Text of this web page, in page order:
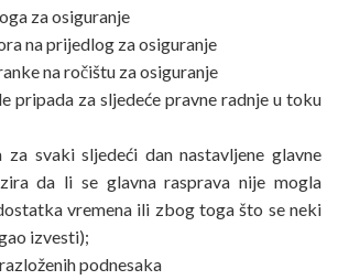
za osiguranje
na prijedlog za osiguranje
na ročištu za osiguranje
za sljedeće pravne radnje u toku
sljedeći dan nastavljene glavne
da li se glavna rasprava nije mogla
vremena ili zbog toga što se neki
izvesti);
podnesaka